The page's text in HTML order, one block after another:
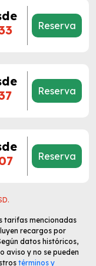
Reserva
Reserva
Reserva
tarifas mencionadas
recargos por
datos históricos,
aviso y no se pueden
términos y